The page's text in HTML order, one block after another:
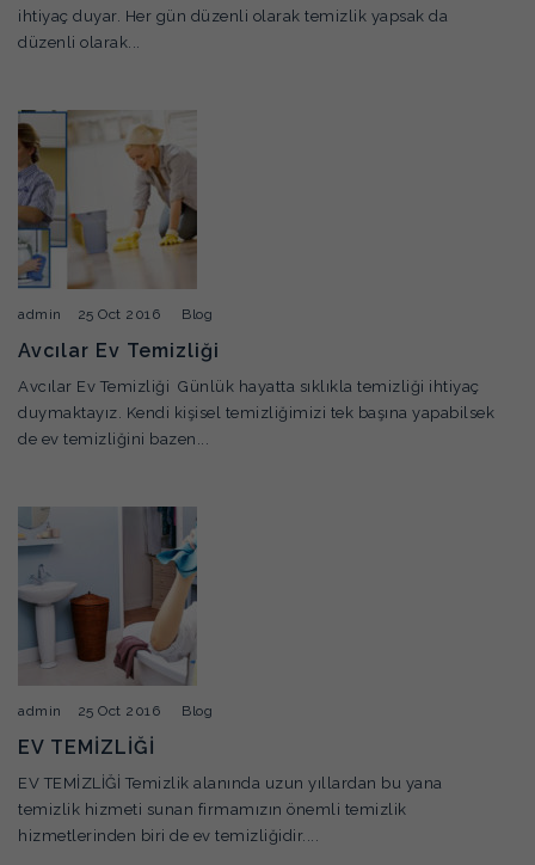
ihtiyaç duyar. Her gün düzenli olarak temizlik yapsak da
düzenli olarak...
admin 25 Oct 2016 Blog
Avcılar Ev Temizliği
Avcılar Ev Temizliği Günlük hayatta sıklıkla temizliği ihtiyaç
duymaktayız. Kendi kişisel temizliğimizi tek başına yapabilsek
de ev temizliğini bazen...
admin 25 Oct 2016 Blog
EV TEMİZLİĞİ
EV TEMİZLİĞİ Temizlik alanında uzun yıllardan bu yana
temizlik hizmeti sunan firmamızın önemli temizlik
hizmetlerinden biri de ev temizliğidir....